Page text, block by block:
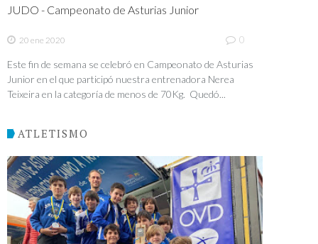
JUDO - Campeonato de Asturias Junior
20 ene 2020 0
Este fin de semana se celebró en Campeonato de Asturias
Junior en el que participó nuestra entrenadora Nerea
Teixeira en la categoría de menos de 70Kg. Quedó...
ATLETISMO